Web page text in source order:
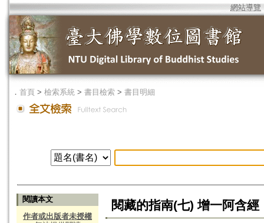
網站導覽
． 首頁 > 檢索系統 > 書目檢索 > 書目明細
閱讀本文
作者或出版者未授權
閱藏的指南(七) 增一阿含經